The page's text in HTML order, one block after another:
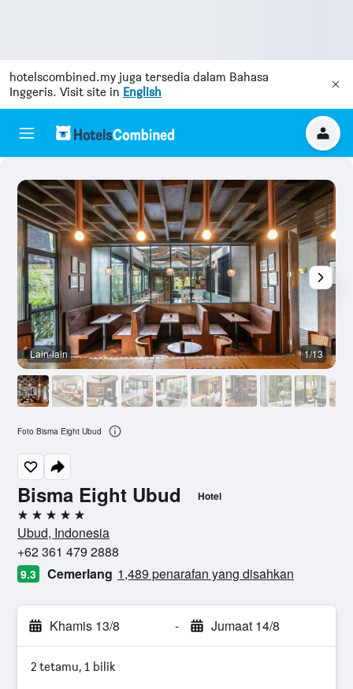
hotelscombined.my juga tersedia dalam Bahasa
Inggeris. Visit site in English
Bisma Eight Ubud Hotel
5 bintang
Ubud, Indonesia
+62 361 479 2888
9.3 Cemerlang 1,489 penarafan yang disahkan
Khamis 13/8 - Jumaat 14/8
2 tetamu, 1 bilik
Lain-lain 1/13
Foto Bisma Eight Ubud